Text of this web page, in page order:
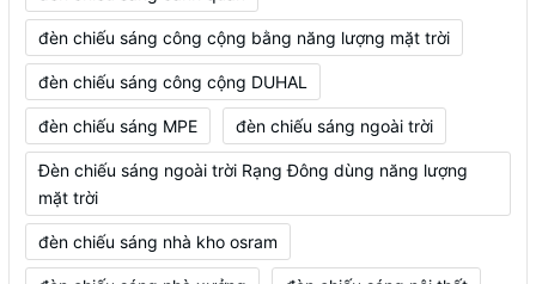
đèn chiếu sáng công cộng bằng năng lượng mặt trời
đèn chiếu sáng công cộng DUHAL
đèn chiếu sáng MPE đèn chiếu sáng ngoài trời
Đèn chiếu sáng ngoài trời Rạng Đông dùng năng lượng
mặt trời
đèn chiếu sáng nhà kho osram